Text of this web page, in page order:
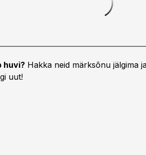
huvi? Hakka neid märksõnu jälgima
uut!